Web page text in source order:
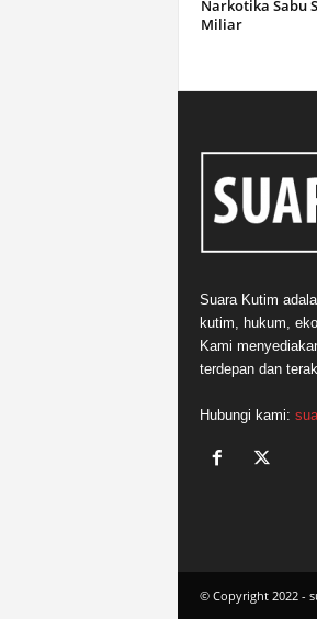
Narkotika Sabu
Miliar
Suara Kutim
kutim, hukum,
Kami
terdepan dan
Hubungi kami:
© Copyright 2022 -